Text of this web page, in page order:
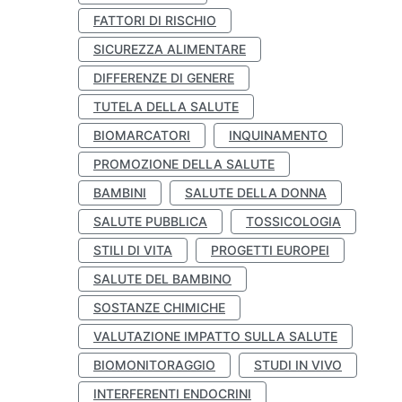
FATTORI DI RISCHIO
SICUREZZA ALIMENTARE
DIFFERENZE DI GENERE
TUTELA DELLA SALUTE
BIOMARCATORI
INQUINAMENTO
PROMOZIONE DELLA SALUTE
BAMBINI
SALUTE DELLA DONNA
SALUTE PUBBLICA
TOSSICOLOGIA
STILI DI VITA
PROGETTI EUROPEI
SALUTE DEL BAMBINO
SOSTANZE CHIMICHE
VALUTAZIONE IMPATTO SULLA SALUTE
BIOMONITORAGGIO
STUDI IN VIVO
INTERFERENTI ENDOCRINI